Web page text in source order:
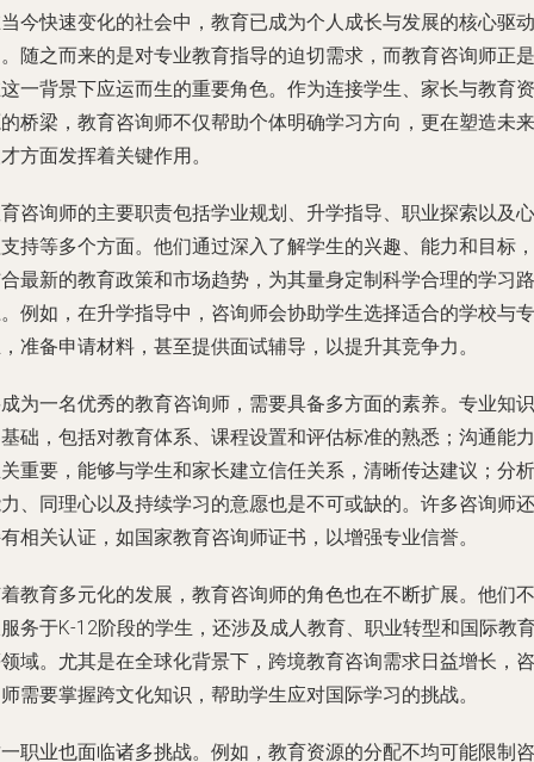
今快速变化的社会中，教育已成为个人成长与发展的核心驱动
随之而来的是对专业教育指导的迫切需求，而教育咨询师正是
一背景下应运而生的重要角色。作为连接学生、家长与教育资
桥梁，教育咨询师不仅帮助个体明确学习方向，更在塑造未来
方面发挥着关键作用。
咨询师的主要职责包括学业规划、升学指导、职业探索以及心
持等多个方面。他们通过深入了解学生的兴趣、能力和目标，
最新的教育政策和市场趋势，为其量身定制科学合理的学习路
例如，在升学指导中，咨询师会协助学生选择适合的学校与专
准备申请材料，甚至提供面试辅导，以提升其竞争力。
为一名优秀的教育咨询师，需要具备多方面的素养。专业知识
础，包括对教育体系、课程设置和评估标准的熟悉；沟通能力
重要，能够与学生和家长建立信任关系，清晰传达建议；分析
、同理心以及持续学习的意愿也是不可或缺的。许多咨询师还
相关认证，如国家教育咨询师证书，以增强专业信誉。
教育多元化的发展，教育咨询师的角色也在不断扩展。他们不
务于K-12阶段的学生，还涉及成人教育、职业转型和国际教
域。尤其是在全球化背景下，跨境教育咨询需求日益增长，咨
需要掌握跨文化知识，帮助学生应对国际学习的挑战。
职业也面临诸多挑战。例如，教育资源的分配不均可能限制咨